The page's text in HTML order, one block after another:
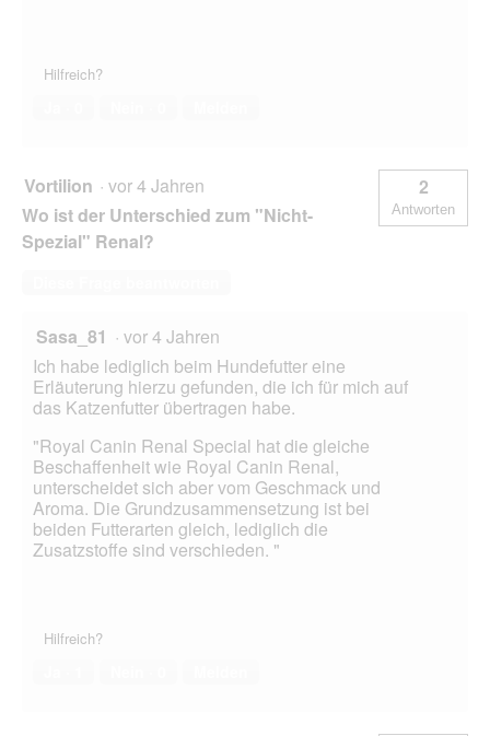
Hilfreich?
Vortilion · vor 4 Jahren
Wo ist der Unterschied zum "Nicht-
Spezial" Renal?
2
Antworten
Sasa_81 · vor 4 Jahren
Ich habe lediglich beim Hundefutter eine
Erläuterung hierzu gefunden, die ich für mich auf
das Katzenfutter übertragen habe.
"Royal Canin Renal Special hat die gleiche
Beschaffenheit wie Royal Canin Renal,
unterscheidet sich aber vom Geschmack und
Aroma. Die Grundzusammensetzung ist bei
beiden Futterarten gleich, lediglich die
Zusatzstoffe sind verschieden. "
Hilfreich?